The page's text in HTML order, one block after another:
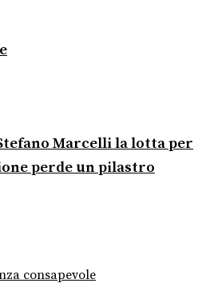
Marcelli la lotta per
perde un pilastro
consapevole